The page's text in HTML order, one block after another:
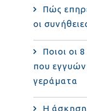
Πώς
οι
Ποιοι οι
που
γεράματα
Η άσκηση